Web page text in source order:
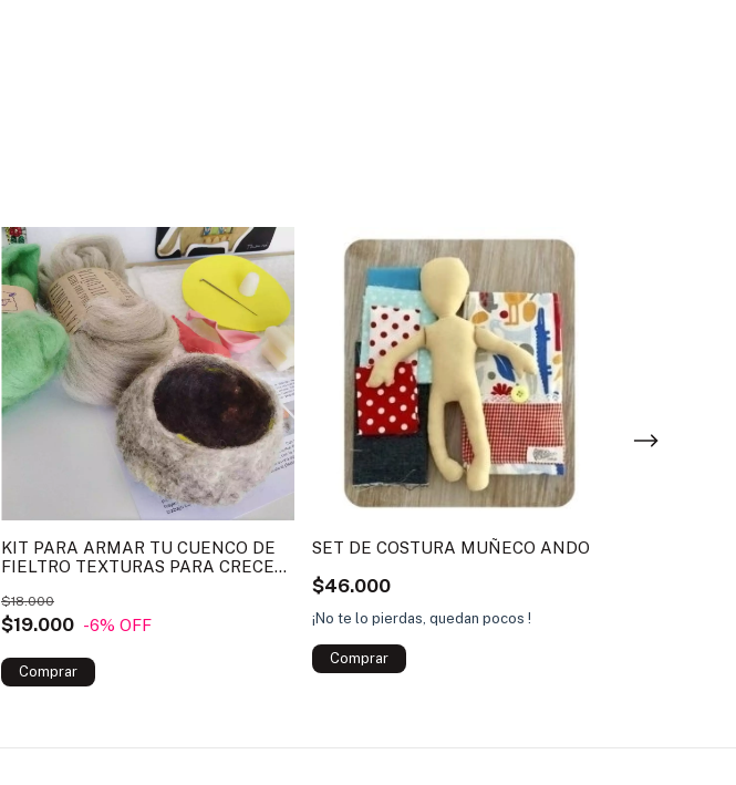
KIT PARA ARMAR TU CUENCO DE
FIELTRO TEXTURAS PARA CRECER
$19.000
$18.000
-6% OFF
SET DE COSTURA MUÑECO ANDO
$46.000
¡No te lo pierdas, quedan pocos !